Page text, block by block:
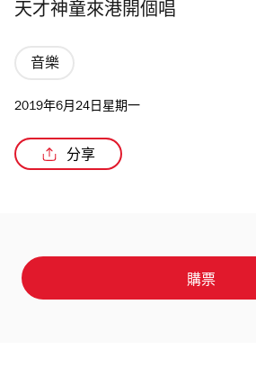
天才神童來港開個唱
音樂
2019年6月24日星期一
分享
購票